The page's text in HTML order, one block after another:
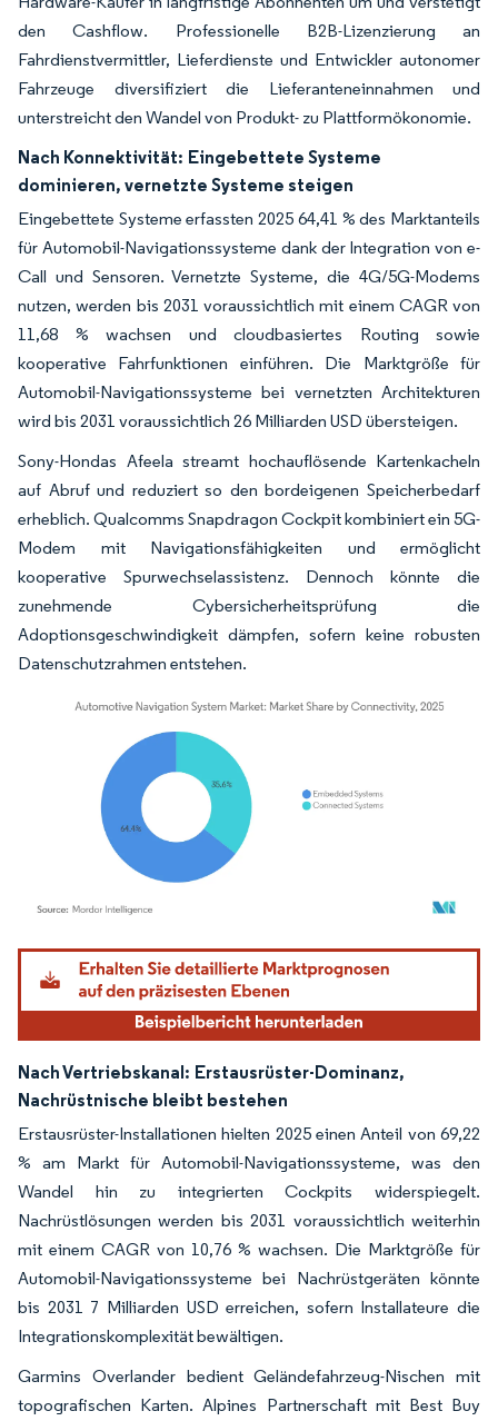
den Cashflow. Professionelle B2B-Lizenzierung an
Fahrdienstvermittler, Lieferdienste und Entwickler autonomer
Fahrzeuge diversifiziert die Lieferanteneinnahmen und
unterstreicht den Wandel von Produkt- zu Plattformökonomie.
Nach Konnektivität: Eingebettete Systeme
dominieren, vernetzte Systeme steigen
Eingebettete Systeme erfassten 2025 64,41 % des Marktanteils
für Automobil-Navigationssysteme dank der Integration von e-
Call und Sensoren. Vernetzte Systeme, die 4G/5G-Modems
nutzen, werden bis 2031 voraussichtlich mit einem CAGR von
11,68 % wachsen und cloudbasiertes Routing sowie
kooperative Fahrfunktionen einführen. Die Marktgröße für
Automobil-Navigationssysteme bei vernetzten Architekturen
wird bis 2031 voraussichtlich 26 Milliarden USD übersteigen.
Sony-Hondas Afeela streamt hochauflösende Kartenkacheln
auf Abruf und reduziert so den bordeigenen Speicherbedarf
erheblich. Qualcomms Snapdragon Cockpit kombiniert ein 5G-
Modem mit Navigationsfähigkeiten und ermöglicht
kooperative Spurwechselassistenz. Dennoch könnte die
zunehmende Cybersicherheitsprüfung die
Adoptionsgeschwindigkeit dämpfen, sofern keine robusten
Datenschutzrahmen entstehen.
Bild © Mordor Intelligence. Wiederverwendung erfordert Namensnennung gemäß
Nach Vertriebskanal: Erstausrüster-Dominanz,
Nachrüstnische bleibt bestehen
Erstausrüster-Installationen hielten 2025 einen Anteil von 69,22
% am Markt für Automobil-Navigationssysteme, was den
Wandel hin zu integrierten Cockpits widerspiegelt.
Nachrüstlösungen werden bis 2031 voraussichtlich weiterhin
mit einem CAGR von 10,76 % wachsen. Die Marktgröße für
Automobil-Navigationssysteme bei Nachrüstgeräten könnte
bis 2031 7 Milliarden USD erreichen, sofern Installateure die
Integrationskomplexität bewältigen.
Garmins Overlander bedient Geländefahrzeug-Nischen mit
topografischen Karten. Alpines Partnerschaft mit Best Buy